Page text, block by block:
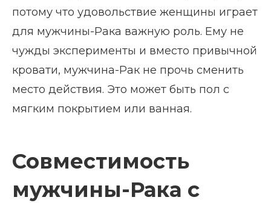
потому что удовольствие женщины играет
для мужчины-Рака важную роль. Ему не
чужды эксперименты и вместо привычной
кровати, мужчина-Рак не прочь сменить
место действия. Это может быть пол с
мягким покрытием или ванная.
Совместимость
мужчины-Рака с